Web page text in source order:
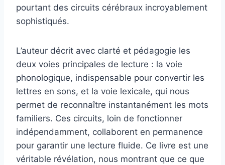
pourtant des circuits cérébraux incroyablement
sophistiqués.
L’auteur décrit avec clarté et pédagogie les
deux voies principales de lecture : la voie
phonologique, indispensable pour convertir les
lettres en sons, et la voie lexicale, qui nous
permet de reconnaître instantanément les mots
familiers. Ces circuits, loin de fonctionner
indépendamment, collaborent en permanence
pour garantir une lecture fluide. Ce livre est une
véritable révélation, nous montrant que ce que